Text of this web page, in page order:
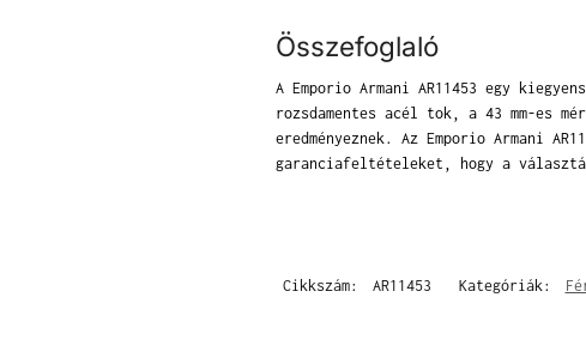
Összefoglaló
A Emporio Armani AR11453 egy
rozsdamentes acél tok, a 43 mm-es
eredményeznek. Az Emporio Armani
garanciafeltételeket, hogy a
Cikkszám: AR11453 Kategóriák: